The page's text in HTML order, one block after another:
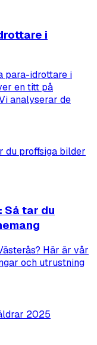
i
para-idrottare i
en titt på
analyserar de
tar du
Här är vår
och utrustning